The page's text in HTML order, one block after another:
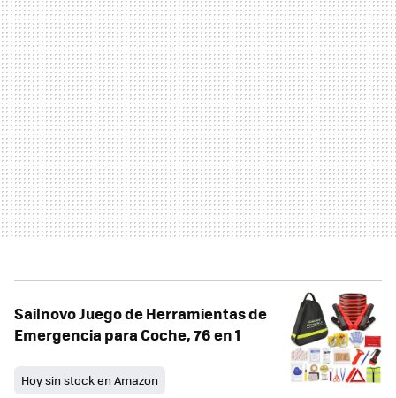
Sailnovo Juego de Herramientas de
Emergencia para Coche, 76 en 1
Hoy sin stock en Amazon